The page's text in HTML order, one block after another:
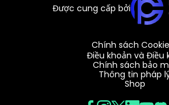
Được cung cấp bởi
Chính sách
Điều khoản và Điều
Chính sách bảo
Thông tin pháp
Shop